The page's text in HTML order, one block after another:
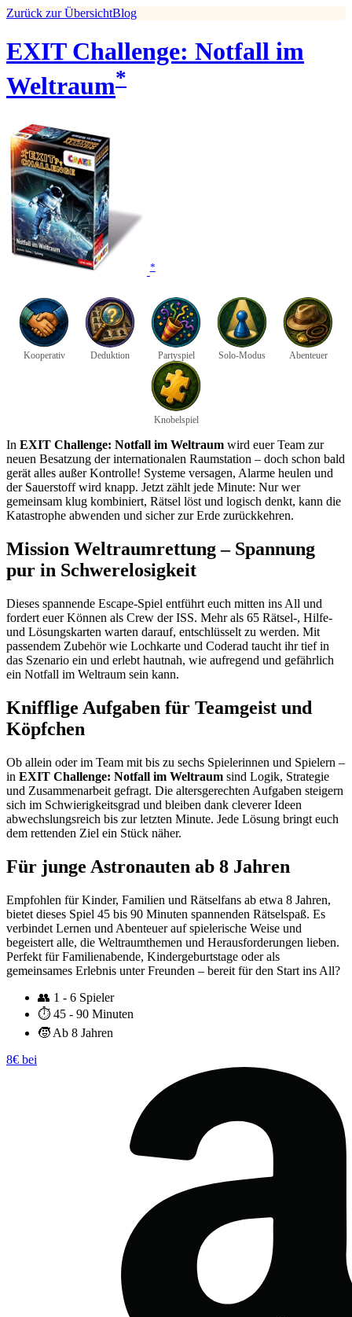
Zurück zur ÜbersichtBlog
EXIT Challenge: Notfall im
Weltraum*
*
Kooperativ Deduktion Partyspiel Solo-Modus Abenteuer
Knobelspiel
In EXIT Challenge: Notfall im Weltraum wird euer Team zur
neuen Besatzung der internationalen Raumstation – doch schon bald
gerät alles außer Kontrolle! Systeme versagen, Alarme heulen und
der Sauerstoff wird knapp. Jetzt zählt jede Minute: Nur wer
gemeinsam klug kombiniert, Rätsel löst und logisch denkt, kann die
Katastrophe abwenden und sicher zur Erde zurückkehren.
Mission Weltraumrettung – Spannung
pur in Schwerelosigkeit
Dieses spannende Escape-Spiel entführt euch mitten ins All und
fordert euer Können als Crew der ISS. Mehr als 65 Rätsel-, Hilfe-
und Lösungskarten warten darauf, entschlüsselt zu werden. Mit
passendem Zubehör wie Lochkarte und Coderad taucht ihr tief in
das Szenario ein und erlebt hautnah, wie aufregend und gefährlich
ein Notfall im Weltraum sein kann.
Knifflige Aufgaben für Teamgeist und
Köpfchen
Ob allein oder im Team mit bis zu sechs Spielerinnen und Spielern –
in EXIT Challenge: Notfall im Weltraum sind Logik, Strategie
und Zusammenarbeit gefragt. Die altersgerechten Aufgaben steigern
sich im Schwierigkeitsgrad und bleiben dank cleverer Ideen
abwechslungsreich bis zur letzten Minute. Jede Lösung bringt euch
dem rettenden Ziel ein Stück näher.
Für junge Astronauten ab 8 Jahren
Empfohlen für Kinder, Familien und Rätselfans ab etwa 8 Jahren,
bietet dieses Spiel 45 bis 90 Minuten spannenden Rätselspaß. Es
verbindet Lernen und Abenteuer auf spielerische Weise und
begeistert alle, die Weltraumthemen und Herausforderungen lieben.
Perfekt für Familienabende, Kindergeburtstage oder als
gemeinsames Erlebnis unter Freunden – bereit für den Start ins All?
👥 1 - 6 Spieler
⏱️ 45 - 90 Minuten
🧒 Ab 8 Jahren
8€ bei